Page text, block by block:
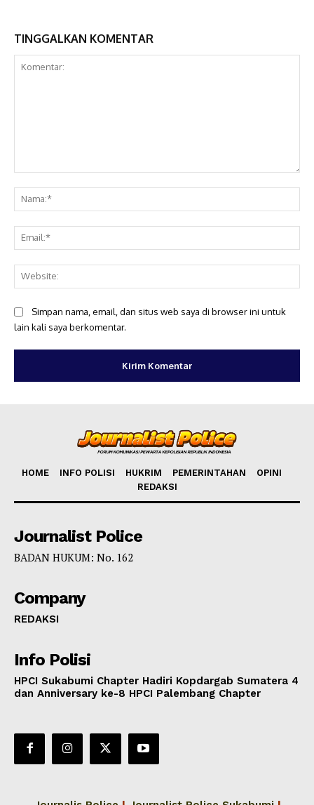
TINGGALKAN KOMENTAR
Simpan nama, email, dan situs web saya di browser ini untuk
lain kali saya berkomentar.
HOME INFO POLISI HUKRIM PEMERINTAHAN
OPINI
REDAKSI
Journalist Police
BADAN HUKUM: No. 162
Company
REDAKSI
Info Polisi
HPCI Sukabumi Chapter Hadiri Kopdargab Sumatera 4
dan Anniversary ke-8 HPCI Palembang Chapter